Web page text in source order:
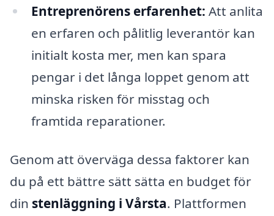
Entreprenörens erfarenhet: Att anlita
en erfaren och pålitlig leverantör kan
initialt kosta mer, men kan spara
pengar i det långa loppet genom att
minska risken för misstag och
framtida reparationer.
Genom att överväga dessa faktorer kan
du på ett bättre sätt sätta en budget för
din stenläggning i Vårsta. Plattformen